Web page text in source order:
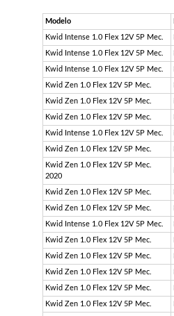
Modelo
Kwid Intense 1.0 Flex 12V 5P Mec.
Kwid Intense 1.0 Flex 12V 5P Mec.
Kwid Intense 1.0 Flex 12V 5P Mec.
Kwid Zen 1.0 Flex 12V 5P Mec.
Kwid Zen 1.0 Flex 12V 5P Mec.
Kwid Zen 1.0 Flex 12V 5P Mec.
Kwid Intense 1.0 Flex 12V 5P Mec.
Kwid Zen 1.0 Flex 12V 5P Mec.
Kwid Zen 1.0 Flex 12V 5P Mec.
2020
Kwid Zen 1.0 Flex 12V 5P Mec.
Kwid Zen 1.0 Flex 12V 5P Mec.
Kwid Intense 1.0 Flex 12V 5P Mec.
Kwid Zen 1.0 Flex 12V 5P Mec.
Kwid Zen 1.0 Flex 12V 5P Mec.
Kwid Zen 1.0 Flex 12V 5P Mec.
Kwid Zen 1.0 Flex 12V 5P Mec.
Kwid Zen 1.0 Flex 12V 5P Mec.